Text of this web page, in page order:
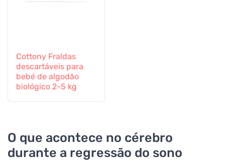
Cottony Fraldas
descartáveis para
bebé de algodão
biológico 2-5 kg
O que acontece no cérebro
durante a regressão do sono